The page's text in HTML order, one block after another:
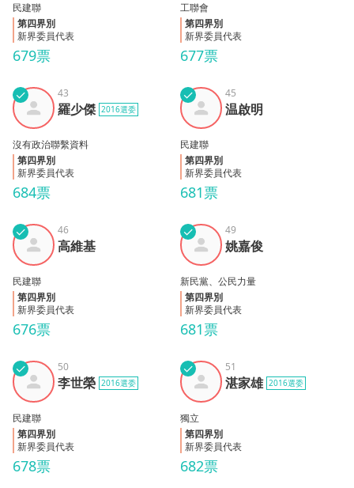
679票
民建聯
第四界別
新界委員代表
677票
工聯會
第四界別
新界委員代表
羅少
傑
✓
684票
43
羅少傑 2016選委
沒有政治聯繫資料
第四界別
新界委員代表
温啟
明
✓
681票
45
温啟明
民建聯
第四界別
新界委員代表
高維
基
✓
676票
46
高維基
民建聯
第四界別
新界委員代表
姚嘉
俊
✓
681票
49
姚嘉俊
新民黨、公民力量
第四界別
新界委員代表
李世
榮
✓
678票
50
李世榮 2016選委
民建聯
第四界別
新界委員代表
湛家
雄
✓
682票
51
湛家雄 2016選委
獨立
第四界別
新界委員代表